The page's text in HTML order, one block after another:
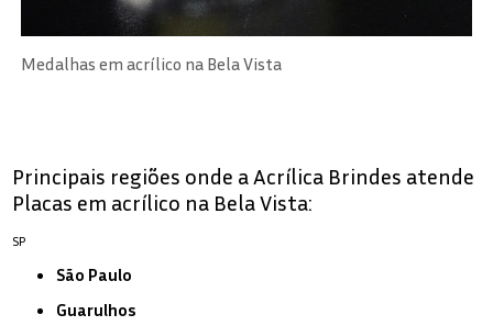
Medalhas em acrílico na Bela Vista
Principais regiões onde a Acrílica Brindes atende
Placas em acrílico na Bela Vista:
SP
São Paulo
Guarulhos